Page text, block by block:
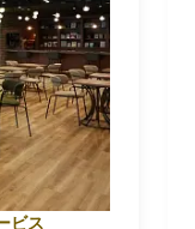
ビス